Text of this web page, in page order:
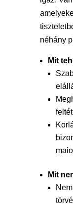
néhány
Mit
Mit